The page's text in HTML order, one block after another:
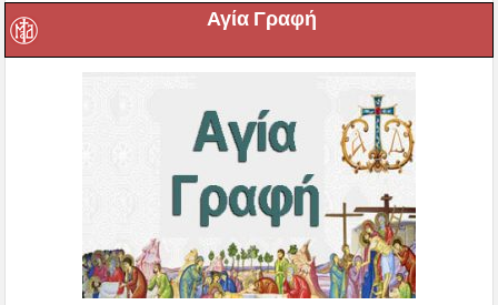
Αγία Γραφή